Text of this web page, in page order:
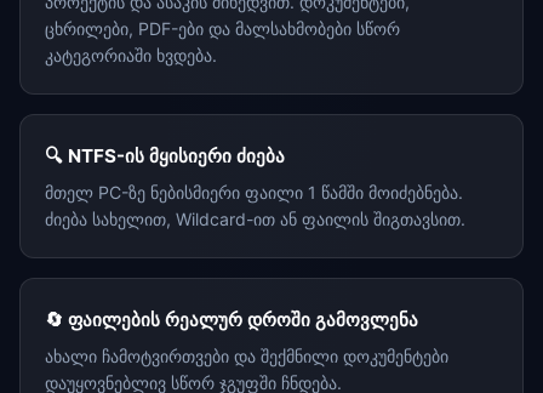
ცხრილები, PDF-ები და მალსახმობები სწორ
კატეგორიაში ხვდება.
🔍 NTFS-ის მყისიერი ძიება
მთელ PC-ზე ნებისმიერი ფაილი 1 წამში მოიძებნება.
ძიება სახელით, Wildcard-ით ან ფაილის შიგთავსით.
🔄 ფაილების რეალურ დროში გამოვლენა
ახალი ჩამოტვირთვები და შექმნილი დოკუმენტები
დაუყოვნებლივ სწორ ჯგუფში ჩნდება.